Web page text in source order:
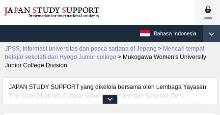
Bahasa Indonesia
JPSS, Informasi universitas dan pasca sarjana di Jepang > Mencari tempat
belajar sekolah dari Hyogo Junior college > Mukogawa Women's University
Junior College Division
JAPAN STUDY SUPPORT yang dikelola bersama oleh Lembaga Yayasan
The Asian Students Cultural Association (ABK) dan Benesse Corp.
menyediakan informasi sekitar 1300 universitas, pascasarjana, universitas